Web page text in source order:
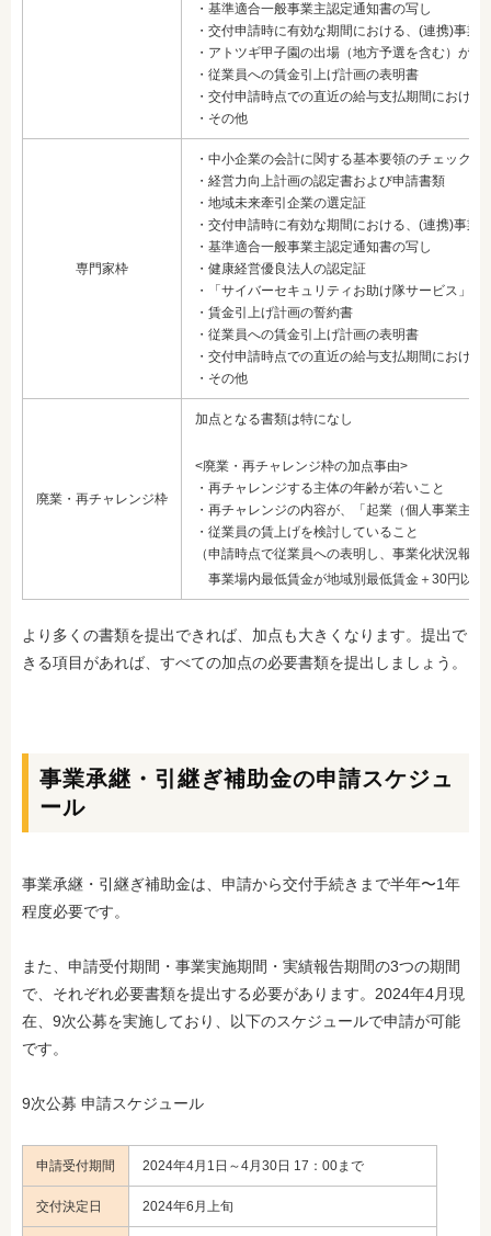
・基準適合一般事業主認定通知書の写し
・交付申請時に有効な期間における、(連携)事業
・アトツギ甲子園の出場（地方予選を含む）が確
・従業員への賃金引上げ計画の表明書
・交付申請時点での直近の給与支払期間における
・その他
専門家枠
・中小企業の会計に関する基本要領のチェックリ
・経営力向上計画の認定書および申請書類
・地域未来牽引企業の選定証
・交付申請時に有効な期間における、(連携)事業
・基準適合一般事業主認定通知書の写し
・健康経営優良法人の認定証
・「サイバーセキュリティお助け隊サービス」
・賃金引上げ計画の誓約書
・従業員への賃金引上げ計画の表明書
・交付申請時点での直近の給与支払期間における
・その他
廃業・再チャレンジ枠
加点となる書類は特になし
<廃業・再チャレンジ枠の加点事由>
・再チャレンジする主体の年齢が若いこと
・再チャレンジの内容が、「起業（個人事業主
・従業員の賃上げを検討していること
（申請時点で従業員への表明し、事業化状況報告
事業場内最低賃金が地域別最低賃金＋30円以上
より多くの書類を提出できれば、加点も大きくなります。提出で
きる項目があれば、すべての加点の必要書類を提出しましょう。
事業承継・引継ぎ補助金の申請スケジュ
ール
事業承継・引継ぎ補助金は、申請から交付手続きまで半年〜1年
程度必要です。
また、申請受付期間・事業実施期間・実績報告期間の3つの期間
で、それぞれ必要書類を提出する必要があります。2024年4月現
在、 9次公募を実施しており、以下のスケジュールで申請が可能
です。
9次公募 申請スケジュール
申請受付期間 2024年4月1日～4月30日 17：00まで
交付決定日 2024年6月上旬